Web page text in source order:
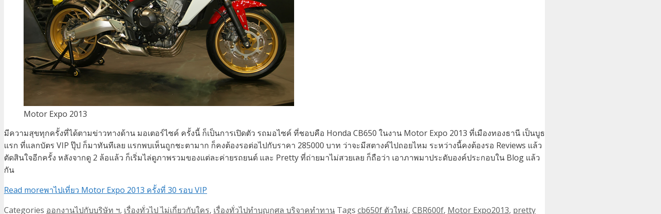
Motor Expo 2013
มีความสุขทุกครั้งที่ได้ตามข่าวทางด้าน มอเตอร์ไซค์ ครั้งนี้ ก็เป็นการเปิดตัว รถมอไซค์ ที่ชอบคือ Honda CB650 ในงาน Motor Expo 2013 ที่เมืองทองธานี เป็นบูธ
แรก ที่แลกบัตร VIP ปุ๊ป ก็มาทันทีเลย แรกพบเห็นถูกชะตามาก ก็คงต้องรอต่อไปกับราคา 285000 บาท ว่าจะมีสตางค์ไปถอยไหม ระหว่างนี้คงต้องรอ Reviews แล้ว
ตัดสินใจอีกครั้ง หลังจากดู 2 ล้อแล้ว ก็เริ่มไล่ดูภาพรวมของแต่ละค่ายรถยนต์ และ Pretty ที่ถ่ายมาไม่สวยเลย ก็ถือว่า เอาภาพมาประดับองค์ประกอบใน Blog แล้ว
กัน
Read moreพาไปเที่ยว Motor Expo 2013 ครั้งที่ 30 รอบ VIP
Categories ออกงานไปกับบริษัท ฯ, เรื่องทั่วไป ไม่เกี่ยวกับใคร, เรื่องทั่วไปทำบุญกุศล บริจาคทำทาน Tags cb650f ตัวใหม่, CBR600f, Motor Expo2013, pretty